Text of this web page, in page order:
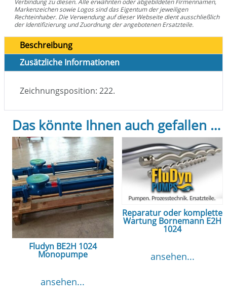
Verbindung zu diesen. Alle erwähnten oder abgebildeten Firmennamen,
Markenzeichen sowie Logos sind das Eigentum der jeweiligen
Rechteinhaber. Die Verwendung auf dieser Webseite dient ausschließlich
der Identifizierung und Zuordnung der angebotenen Ersatzteile.
Beschreibung
Zusätzliche Informationen
Zeichnungsposition: 222.
Das könnte Ihnen auch gefallen …
Fludyn BE2H 1024
Monopumpe
ansehen...
Reparatur oder komplette
Wartung Bornemann E2H
1024
ansehen...